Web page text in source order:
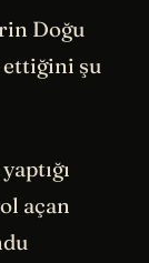
Doğu
ettiğini şu
açan